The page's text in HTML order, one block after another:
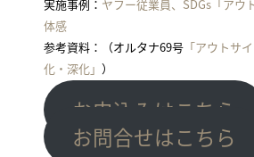
実施事例： ヤフー従業員、SDGs「アウ
体感
参考資料：（オルタナ69号「アウトサ
化・深化」 ）
お申込みはこちら
お問合せはこちら